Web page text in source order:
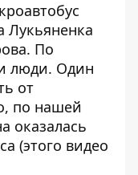
Лукьяненка
По
люди. Один
от
по нашей
оказалась
(этого видео